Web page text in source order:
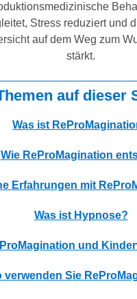
Stress reduziert und
auf dem Weg zum
stärkt.
auf dieser
Was ist
Wie ReProMagination
Erfahrungen mit
Was ist Hypnose?
und
verwenden Sie